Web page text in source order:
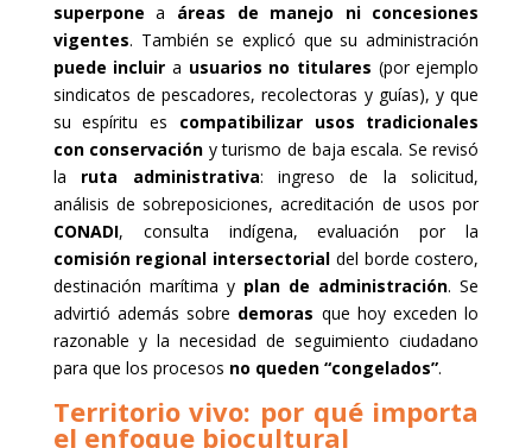
superpone a áreas de manejo ni concesiones
vigentes. También se explicó que su administración
puede incluir a usuarios no titulares (por ejemplo
sindicatos de pescadores, recolectoras y guías), y que
su espíritu es compatibilizar usos tradicionales
con conservación y turismo de baja escala. Se revisó
la ruta administrativa: ingreso de la solicitud,
análisis de sobreposiciones, acreditación de usos por
CONADI, consulta indígena, evaluación por la
comisión regional intersectorial del borde costero,
destinación marítima y plan de administración. Se
advirtió además sobre demoras que hoy exceden lo
razonable y la necesidad de seguimiento ciudadano
para que los procesos no queden “congelados”.
Territorio vivo: por qué importa
el enfoque biocultural